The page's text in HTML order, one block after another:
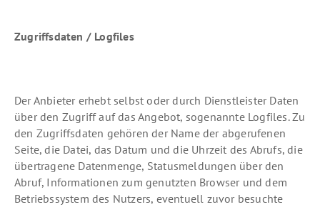
Zugriffsdaten / Logfiles
Der Anbieter erhebt selbst oder durch Dienstleister Daten
über den Zugriff auf das Angebot, sogenannte Logfiles. Zu
den Zugriffsdaten gehören der Name der abgerufenen
Seite, die Datei, das Datum und die Uhrzeit des Abrufs, die
übertragene Datenmenge, Statusmeldungen über den
Abruf, Informationen zum genutzten Browser und dem
Betriebssystem des Nutzers, eventuell zuvor besuchte